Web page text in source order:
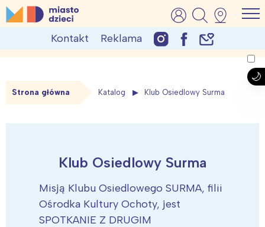
Skip
to
MiastoDzieci.pl
atrakcje dla dzieci, wydarzenia, imprezy rodzinne
Kontakt Reklama
Strona główna Katalog Klub Osiedlowy Surma
Klub Osiedlowy Surma
Misją Klubu Osiedlowego SURMA, filii
Ośrodka Kultury Ochoty, jest
SPOTKANIE Z DRUGIM